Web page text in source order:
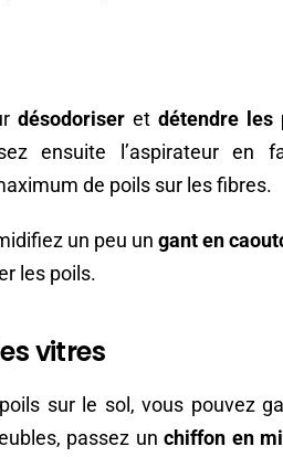
désodoriser et détendre les
ensuite l’aspirateur en
de poils sur les fibres.
un peu un gant en
les poils.
vitres
sur le sol, vous pouvez
passez un chiffon en